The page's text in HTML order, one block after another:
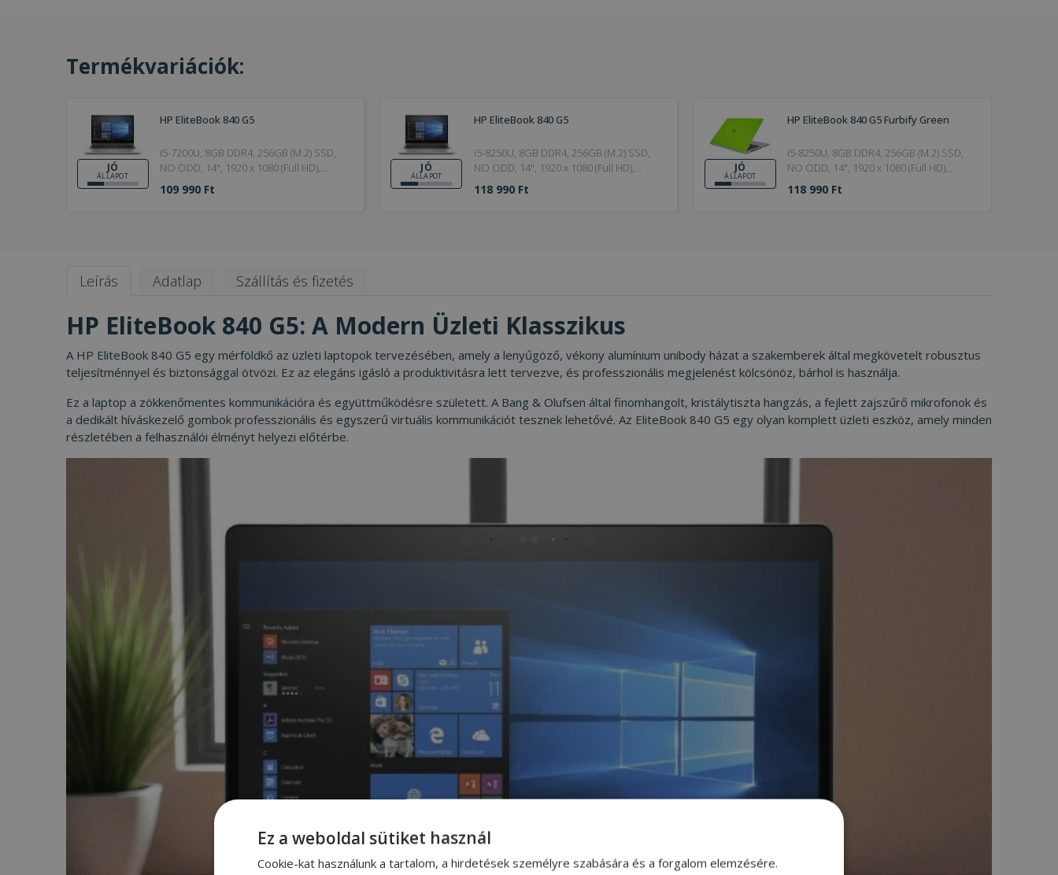
Termékvariációk:
JÓ
ÁLLAPOT
HP EliteBook 840 G5
i5-7200U, 8GB DDR4, 256GB (M.2) SSD,
NO ODD, 14", 1920 x 1080 (Full HD),
Webcam, HD 620, Win 10 Pro, HDMI,
Bronze, 20V / 2.25A, 45W, 19.5V / 2.31A,
109 990 Ft
JÓ
ÁLLAPOT
HP EliteBook 840 G5
i5-8250U, 8GB DDR4, 256GB (M.2) SSD,
NO ODD, 14", 1920 x 1080 (Full HD),
Webcam, UHD 620, Windows 11 Pro,
HDMI, Bronze, 20V / 2.25A, 45W, 19.5V /
118 990 Ft
JÓ
ÁLLAPOT
HP EliteBook 840 G5 Furbify Green
i5-8250U, 8GB DDR4, 256GB (M.2) SSD,
NO ODD, 14", 1920 x 1080 (Full HD),
Webcam, UHD 620, Windows 11 Pro,
HDMI, Bronze, 20V / 2.25A, 45W, 19.5V /
118 990 Ft
Leírás Adatlap Szállítás és fizetés
HP EliteBook 840 G5: A Modern Üzleti Klasszikus
A HP EliteBook 840 G5 egy mérföldkő az üzleti laptopok tervezésében, amely a lenyűgöző, vékony alumínium unibody házat a szakemberek által megkövetelt robusztus
teljesítménnyel és biztonsággal ötvözi. Ez az elegáns igásló a produktivitásra lett tervezve, és professzionális megjelenést kölcsönöz, bárhol is használja.
Ez a laptop a zökkenőmentes kommunikációra és együttműködésre született. A Bang & Olufsen által finomhangolt, kristálytiszta hangzás, a fejlett zajszűrő mikrofonok és
a dedikált híváskezelő gombok professzionális és egyszerű virtuális kommunikációt tesznek lehetővé. Az EliteBook 840 G5 egy olyan komplett üzleti eszköz, amely minden
részletében a felhasználói élményt helyezi előtérbe.
Ez a weboldal sütiket használ
Cookie-kat használunk a tartalom, a hirdetések személyre szabására és a forgalom elemzésére.